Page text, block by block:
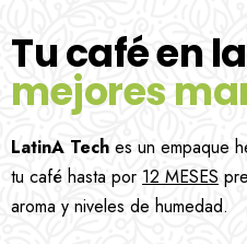
Tu café en
mejores
LatinA Tech es un empaque
tu café hasta por 12 MESES
aroma y niveles de humedad.